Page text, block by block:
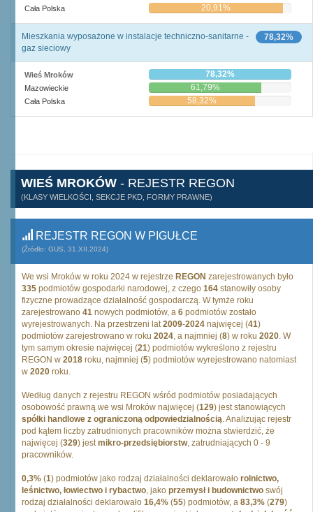
Cała Polska 20,91%
78,32%
Mieszkania wyposażone w instalacje techniczno-sanitarne -
gaz sieciowy
Wieś Mroków 78,32%
Mazowieckie 61,79%
Cała Polska 58,32%
WIEŚ MROKÓW - REJESTR REGON
(KLASY WIELKOŚCI, SEKCJE PKD, FORMY PRAWNE)
REJESTR REGON W PIGUŁCE
(Źródło: GUS, 31.XII.2024)
We wsi Mroków w roku 2024 w rejestrze REGON zarejestrowanych było
335 podmiotów gospodarki narodowej, z czego 164 stanowiły osoby
fizyczne prowadzące działalność gospodarczą. W tymże roku
zarejestrowano 41 nowych podmiotów, a 6 podmiotów zostało
wyrejestrowanych. Na przestrzeni lat2009-2024 najwięcej (41)
podmiotów zarejestrowano w roku 2024, a najmniej (8) w roku 2020. W
tym samym okresie najwięcej (21) podmiotów wykreślono z rejestru
REGON w 2018 roku, najmniej (5) podmiotów wyrejestrowano natomiast
w 2020 roku.
Według danych z rejestru REGON wśród podmiotów posiadających
osobowość prawną we wsi Mroków najwięcej (129) jest stanowiących
spółki handlowe z ograniczoną odpowiedzialnością. Analizując rejestr
pod kątem liczby zatrudnionych pracowników można stwierdzić, że
najwięcej (329) jestmikro-przedsiębiorstw, zatrudniających 0 - 9
pracowników.
0,3% (1) podmiotów jako rodzaj działalności deklarowało rolnictwo,
leśnictwo, łowiectwo i rybactwo, jako przemysł i budownictwo swój
rodzaj działalności deklarowało 16,4% (55) podmiotów, a 83,3% (279)